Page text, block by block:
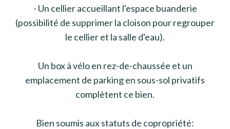
- Un cellier accueillant l'espace buanderie
(possibilité de supprimer la cloison pour regrouper
le cellier et la salle d'eau).
Un box à vélo en rez-de-chaussée et un
emplacement de parking en sous-sol privatifs
complètent ce bien.
Bien soumis aux statuts de copropriété: